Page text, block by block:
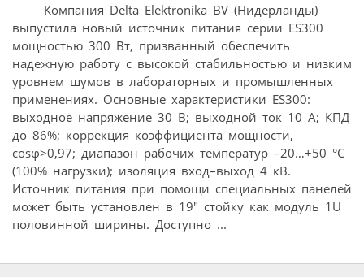
Компания Delta Elektronika BV (Нидерланды)
выпустила новый источник питания серии ES300
мощностью 300 Вт, призванный обеспечить
надежную работу с высокой стабильностью и низким
уровнем шумов в лабораторных и промышленных
применениях. Основные характеристики ES300:
выходное напряжение 30 В; выходной ток 10 А; КПД
до 86%; коррекция коэффициента мощности,
cosφ>0,97; диапазон рабочих температур –20…+50 °С
(100% нагрузки); изоляция вход–выход 4 кВ.
Источник питания при помощи специальных панелей
может быть установлен в 19" стойку как модуль 1U
половинной ширины. Доступно ...